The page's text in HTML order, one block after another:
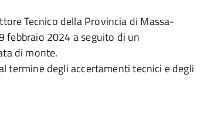
Tecnico della Provincia di Massa-
febbraio 2024 a seguito di un
di monte.
termine degli accertamenti tecnici e degli